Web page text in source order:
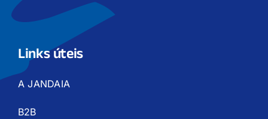
Links úteis
A JANDAIA
B2B